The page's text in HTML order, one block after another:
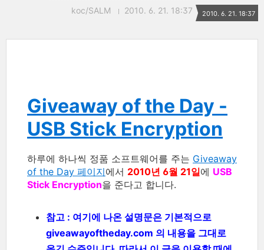
koc/SALM 2010. 6. 21. 18:37 2010. 6. 21. 18:37
Giveaway of the Day -
USB Stick Encryption
하루에 하나씩 정품 소프트웨어를 주는 Giveaway
of the Day 페이지에서 2010년 6월 21일에 USB
Stick Encryption을 준다고 합니다.
참고 : 여기에 나온 설명문은 기본적으로
giveawayoftheday.com 의 내용을 그대로